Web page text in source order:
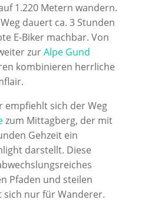
1.220 Metern wandern.
dauert ca. 3 Stunden
E-Biker machbar. Von
zurAlpe Gund
kombinieren herrliche
empfiehlt sich der Weg
zum Mittagberg, der mit
Gehzeit ein
darstellt. Diese
Pfaden und steilen
sich nur für Wanderer.